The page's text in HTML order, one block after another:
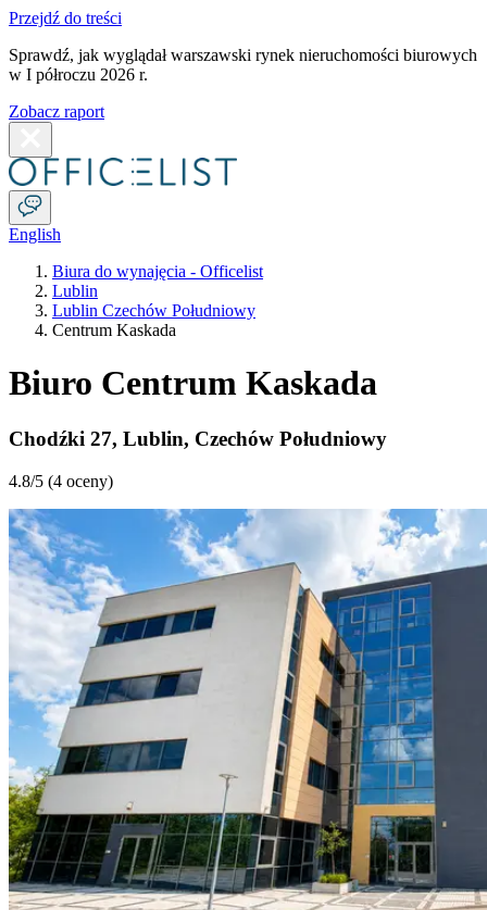
Przejdź do treści
Sprawdź, jak wyglądał warszawski rynek nieruchomości biurowych
w I półroczu 2026 r.
Zobacz raport
English
Biura do wynajęcia - Officelist
Lublin
Lublin Czechów Południowy
Centrum Kaskada
Biuro Centrum Kaskada
Chodźki 27, Lublin, Czechów Południowy
4.8/5 (4 oceny)